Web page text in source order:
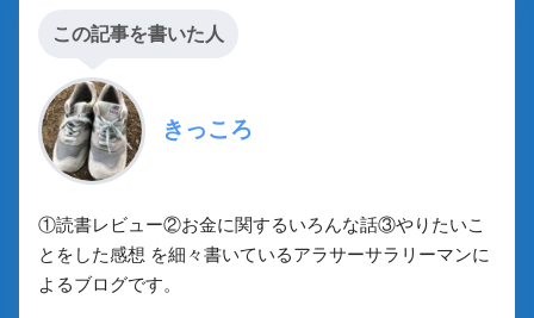
この記事を書いた人
きっころ
①読書レビュー②お金に関するいろんな話③やりたいこ
とをした感想 を細々書いているアラサーサラリーマンに
よるブログです。